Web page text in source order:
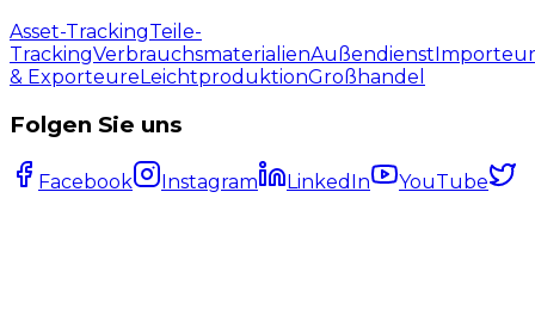
Asset-TrackingTeile-
TrackingVerbrauchsmaterialienAußendienst
& ExporteureLeichtproduktionGroßhandel
Folgen Sie uns
Facebook Instagram LinkedIn YouTube